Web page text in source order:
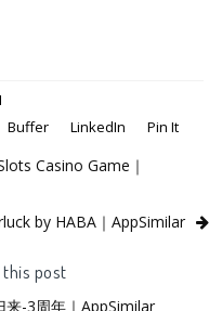
Buffer LinkedIn Pin It
Casino Game｜
by HABA｜AppSimilar
post
-3周年｜AppSimilar